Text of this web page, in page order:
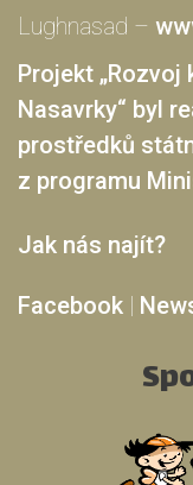
Lughnasad –
Projekt
Nasavrky“ byl
prostředků
z programu
Jak nás najít?
Facebook |